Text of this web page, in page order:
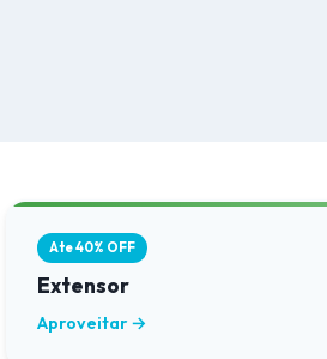
Ate 40% OFF
Extensor
Aproveitar →